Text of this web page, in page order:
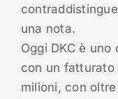
una nota.
Oggi DKC è
con un fatturato
milioni, con